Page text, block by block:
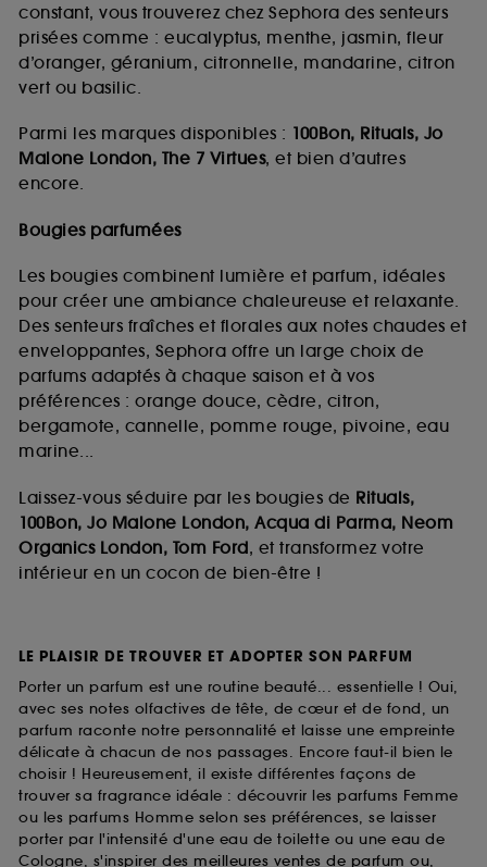
constant, vous trouverez chez Sephora des senteurs
prisées comme : eucalyptus, menthe, jasmin, fleur
d’oranger, géranium, citronnelle, mandarine, citron
vert ou basilic.
Parmi les marques disponibles : 100Bon, Rituals, Jo
Malone London, The 7 Virtues, et bien d’autres
encore.
Bougies parfumées
Les bougies combinent lumière et parfum, idéales
pour créer une ambiance chaleureuse et relaxante.
Des senteurs fraîches et florales aux notes chaudes et
enveloppantes, Sephora offre un large choix de
parfums adaptés à chaque saison et à vos
préférences : orange douce, cèdre, citron,
bergamote, cannelle, pomme rouge, pivoine, eau
marine...
Laissez-vous séduire par les bougies de Rituals,
100Bon, Jo Malone London, Acqua di Parma, Neom
Organics London, Tom Ford, et transformez votre
intérieur en un cocon de bien-être !
LE PLAISIR DE TROUVER ET ADOPTER SON PARFUM
Porter un parfum est une routine beauté... essentielle ! Oui,
avec ses notes olfactives de tête, de cœur et de fond, un
parfum raconte notre personnalité et laisse une empreinte
délicate à chacun de nos passages. Encore faut-il bien le
choisir ! Heureusement, il existe différentes façons de
trouver sa fragrance idéale : découvrir les parfums Femme
ou les parfums Homme selon ses préférences, se laisser
porter par l'intensité d'une eau de toilette ou une eau de
Cologne, s'inspirer des meilleures ventes de parfum ou,